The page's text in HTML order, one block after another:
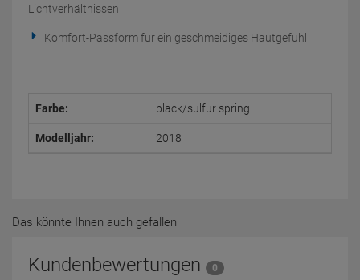
Lichtverhältnissen
Komfort-Passform für ein geschmeidiges Hautgefühl
Farbe: black/sulfur spring
Modelljahr: 2018
Das könnte Ihnen auch gefallen
Kundenbewertungen 0